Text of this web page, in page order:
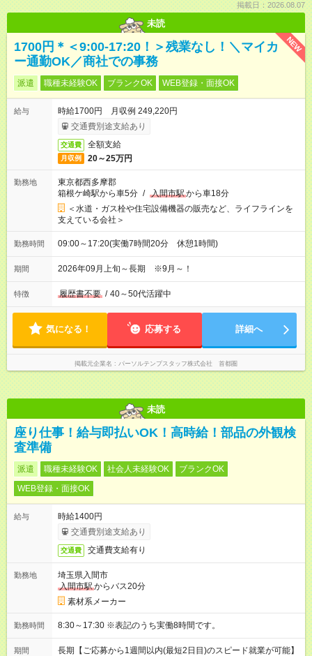
掲載日：2026.08.07
未読
NEW
1700円＊＜9:00-17:20！＞残業なし！＼マイカ
ー通勤OK／商社での事務
派遣 職種未経験OK ブランクOK WEB登録・面接OK
給与
時給1700円 月収例 249,220円
交通費別途支給あり
交通費 全額支給
月収例 20～25万円
勤務地
東京都西多摩郡
箱根ケ崎駅から車5分 / 入間市駅から車18分
＜水道・ガス栓や住宅設備機器の販売など、ライフラインを
支えている会社＞
勤務時間 09:00～17:20(実働7時間20分 休憩1時間)
期間 2026年09月上旬～長期 ※9月～！
特徴 履歴書不要 / 40～50代活躍中
気になる！ 応募する 詳細へ
掲載元企業名 パーソルテンプスタッフ株式会社 首都圏
未読
座り仕事！給与即払いOK！高時給！部品の外観検
査準備
派遣 職種未経験OK 社会人未経験OK
ブランクOK
WEB登録・面接OK
給与
時給1400円
交通費別途支給あり
交通費 交通費支給有り
勤務地
埼玉県入間市
入間市駅からバス20分
素材系メーカー
勤務時間 8:30～17:30 ※表記のうち実働8時間です。
期間
長期【ご応募から1週間以内(最短2日目)のスピード就業が可能】